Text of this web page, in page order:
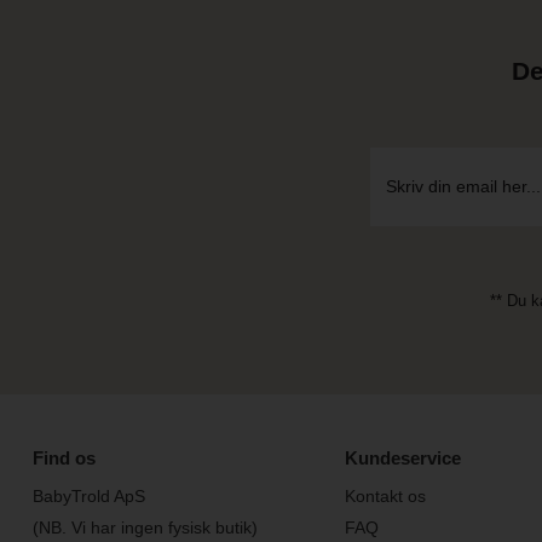
** Du
Find os
BabyTrold ApS
(NB. Vi har ingen fysisk butik)
Kundeservice
Kontakt os
FAQ